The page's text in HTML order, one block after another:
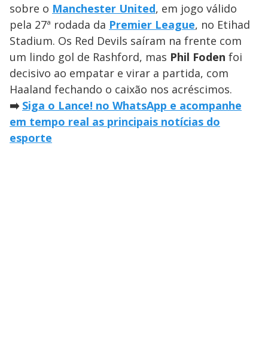
sobre o Manchester United, em jogo válido
pela 27ª rodada da Premier League, no Etihad
Stadium. Os Red Devils saíram na frente com
um lindo gol de Rashford, mas Phil Foden foi
decisivo ao empatar e virar a partida, com
Haaland fechando o caixão nos acréscimos.
➡️ Siga o Lance! no WhatsApp e acompanhe
em tempo real as principais notícias do
esporte